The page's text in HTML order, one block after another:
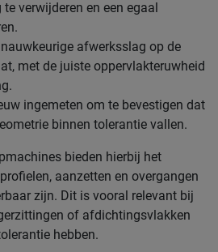
verwijderen en een egaal
afwerksslag op de
met de juiste oppervlakteruwheid
ingemeten om te bevestigen dat
binnen tolerantie vallen.
bieden hierbij het
aanzetten en overgangen
zijn. Dit is vooral relevant bij
of afdichtingsvlakken
hebben.